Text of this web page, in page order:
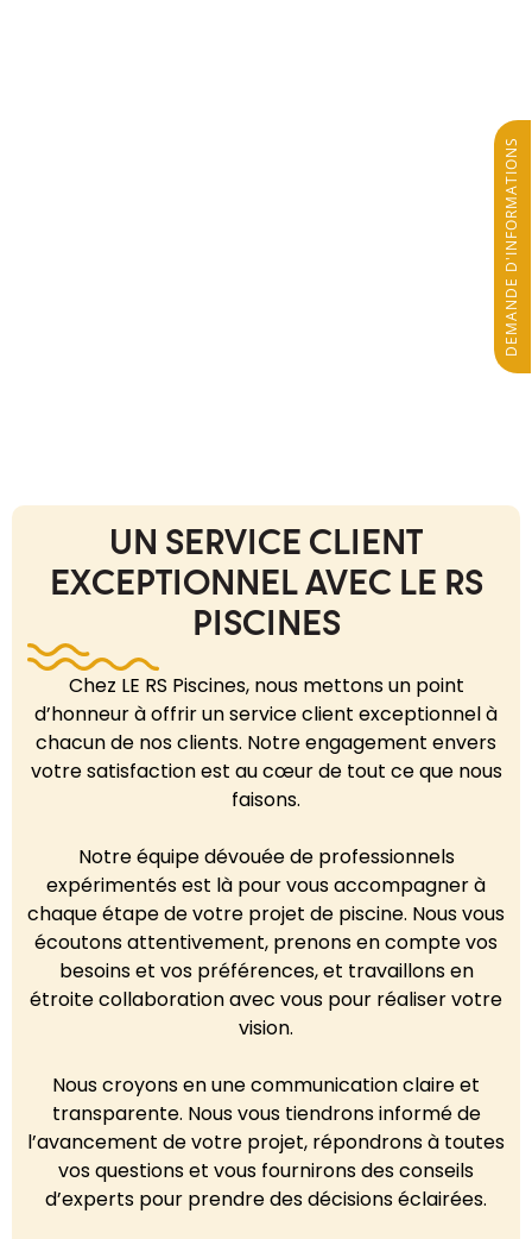
UN SERVICE CLIENT
EXCEPTIONNEL AVEC LE RS
PISCINES
Chez LE RS Piscines, nous mettons un point
d’honneur à offrir un service client exceptionnel à
chacun de nos clients. Notre engagement envers
votre satisfaction est au cœur de tout ce que nous
faisons.
Notre équipe dévouée de professionnels
expérimentés est là pour vous accompagner à
chaque étape de votre projet de piscine. Nous vous
écoutons attentivement, prenons en compte vos
besoins et vos préférences, et travaillons en
étroite collaboration avec vous pour réaliser votre
vision.
Nous croyons en une communication claire et
transparente. Nous vous tiendrons informé de
l’avancement de votre projet, répondrons à toutes
vos questions et vous fournirons des conseils
d’experts pour prendre des décisions éclairées.
DEMANDE D'INFORMATIONS